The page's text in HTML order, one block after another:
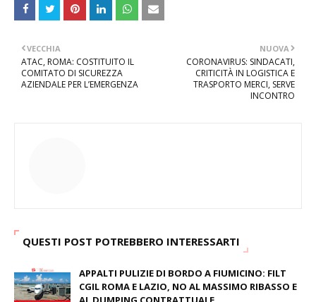
NUOVA
CORONAVIRUS: SINDACATI,
CRITICITÀ IN LOGISTICA E
TRASPORTO MERCI, SERVE
INCONTRO
VECCHIA
ATAC, ROMA: COSTITUITO IL
COMITATO DI SICUREZZA
AZIENDALE PER L’EMERGENZA
QUESTI POST POTREBBERO INTERESSARTI
APPALTI PULIZIE DI BORDO A FIUMICINO: FILT
CGIL ROMA E LAZIO, NO AL MASSIMO RIBASSO E